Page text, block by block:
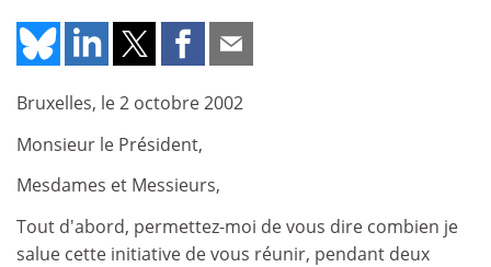
Bruxelles, le 2 octobre 2002
Monsieur le Président,
Mesdames et Messieurs,
Tout d'abord, permettez-moi de vous dire combien je
salue cette initiative de vous réunir, pendant deux